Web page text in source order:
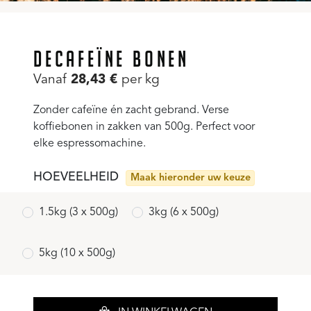
DECAFEÏNE BONEN
Vanaf 28,43 € per kg
Zonder cafeïne én zacht gebrand. Verse
koffiebonen in zakken van 500g. Perfect voor
elke espressomachine.
HOEVEELHEID Maak hieronder uw keuze
1.5kg (3 x 500g) 3kg (6 x 500g)
5kg (10 x 500g)